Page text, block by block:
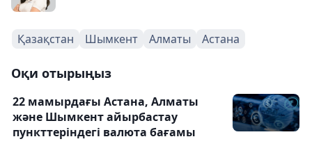
Қазақстан Шымкент Алматы Астана
Оқи отырыңыз
22 мамырдағы Астана, Алматы
және Шымкент айырбастау
пункттеріндегі валюта бағамы